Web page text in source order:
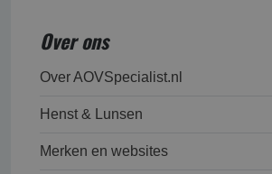
Over ons
Over AOVSpecialist.nl
Henst & Lunsen
Merken en websites